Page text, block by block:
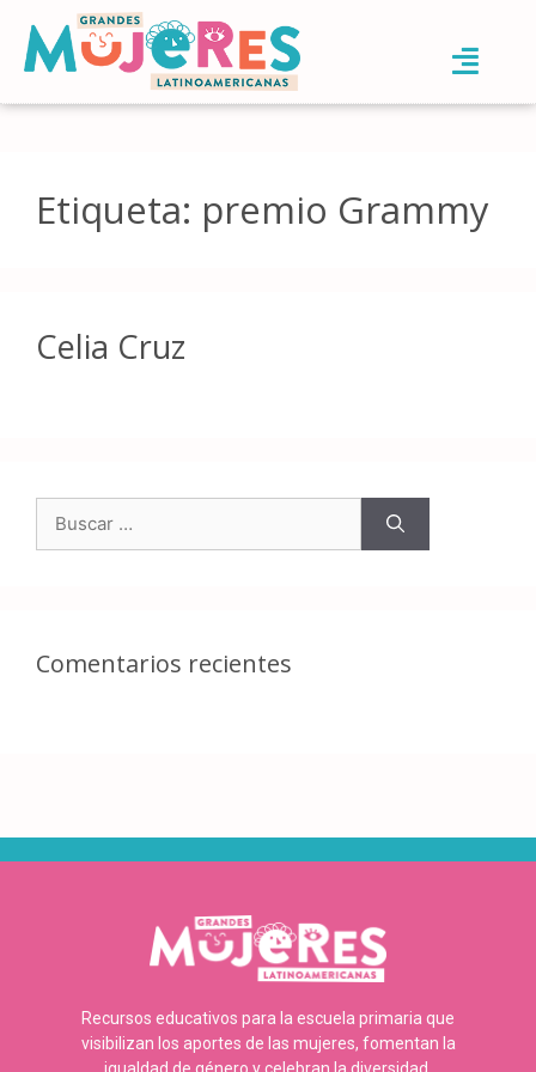
Etiqueta: premio Grammy
Celia Cruz
Comentarios recientes
Recursos educativos para la escuela primaria que
visibilizan los aportes de las mujeres, fomentan la
igualdad de género y celebran la diversidad.